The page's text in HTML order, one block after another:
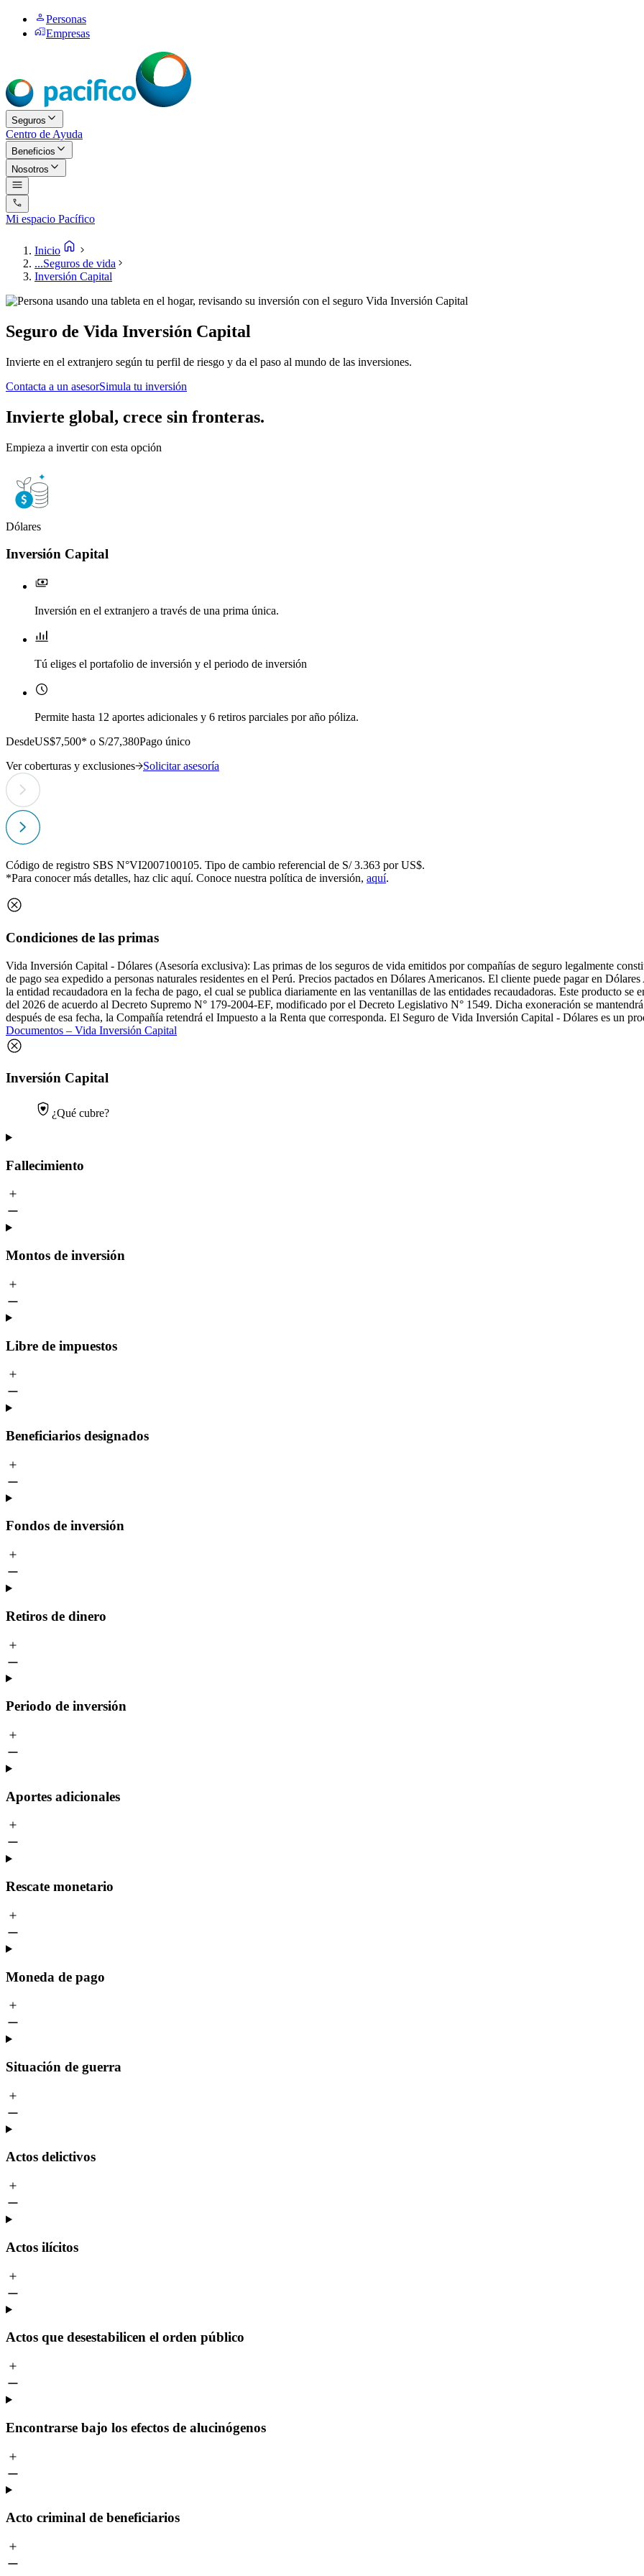
Personas
Empresas
Seguros
Centro de Ayuda
Beneficios
Nosotros
Mi espacio Pacífico
Inicio
...Seguros de vida
Inversión Capital
Seguro de Vida Inversión Capital
Invierte en el extranjero según tu perfil de riesgo y da el paso al mundo de las inversiones.
Contacta a un asesorSimula tu inversión
Invierte global, crece sin fronteras.
Empieza a invertir con esta opción
Dólares
Inversión Capital
Inversión en el extranjero a través de una prima única.
Tú eliges el portafolio de inversión y el periodo de inversión
Permite hasta 12 aportes adicionales y 6 retiros parciales por año póliza.
DesdeUS$7,500* o S/27,380Pago único
Ver coberturas y exclusiones
Solicitar asesoría
Código de registro SBS N°VI2007100105. Tipo de cambio referencial de S/ 3.363 por US$.
*Para conocer más detalles, haz clic aquí. Conoce nuestra política de inversión, aquí.
Condiciones de las primas
Vida Inversión Capital - Dólares (Asesoría exclusiva): Las primas de los seguros de vida emitidos por compañías de seguro legalmente
de pago sea expedido a personas naturales residentes en el Perú. Precios pactados en Dólares Americanos. El cliente puede pagar en
la entidad recaudadora en la fecha de pago, el cual se publica diariamente en las ventanillas de las entidades recaudadoras. Este producto
del 2026 de acuerdo al Decreto Supremo N° 179-2004-EF, modificado por el Decreto Legislativo N° 1549. Dicha exoneración se
después de esa fecha, la Compañía retendrá el Impuesto a la Renta que corresponda. El Seguro de Vida Inversión Capital - Dólares es un
Documentos – Vida Inversión Capital
Inversión Capital
¿Qué cubre?
Fallecimiento
Montos de inversión
Libre de impuestos
Beneficiarios designados
Fondos de inversión
Retiros de dinero
Periodo de inversión
Aportes adicionales
Rescate monetario
Moneda de pago
Situación de guerra
Actos delictivos
Actos ilícitos
Actos que desestabilicen el orden público
Encontrarse bajo los efectos de alucinógenos
Acto criminal de beneficiarios